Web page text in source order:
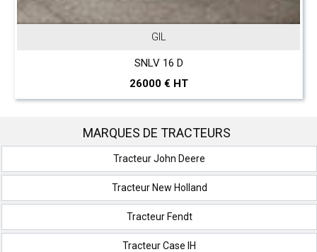
SNLV 16 D
26000 € HT
MARQUES DE TRACTEURS
Tracteur John Deere
Tracteur New Holland
Tracteur Fendt
Tracteur Case IH